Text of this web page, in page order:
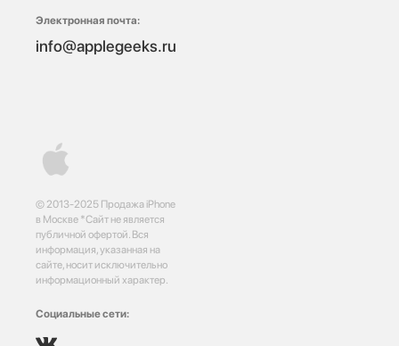
© 2013-2025 Продажа iPhone
в Москве *Сайт не является
публичной офертой. Вся
информация, указанная на
сайте, носит исключительно
информационный характер.
Социальные сети:
Электронная почта:
info@applegeeks.ru